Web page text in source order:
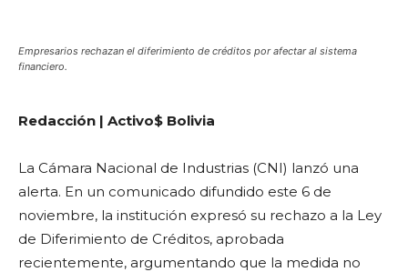
Empresarios rechazan el diferimiento de créditos por afectar al sistema
financiero.
Redacción | Activo$ Bolivia
La Cámara Nacional de Industrias (CNI) lanzó una
alerta. En un comunicado difundido este 6 de
noviembre, la institución expresó su rechazo a la Ley
de Diferimiento de Créditos, aprobada
recientemente, argumentando que la medida no